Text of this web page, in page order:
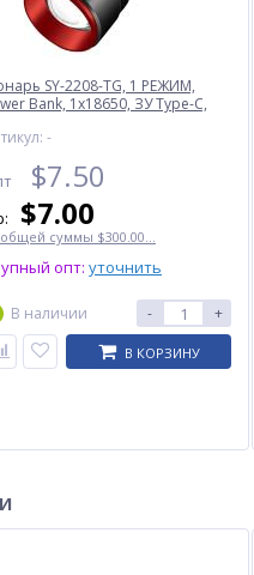
SY-2208-TG, 1 РЕЖИМ,
Bank, 1x18650, ЗУ Type-C,
-
$7.50
$7.00
общей суммы $300.00...
опт: уточнить
В наличии - +
В КОРЗИНУ